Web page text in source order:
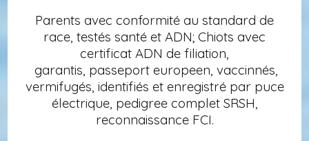
Parents avec conformité au standard de
race, testés santé et ADN; Chiots avec
certificat ADN de filiation,
garantis, passeport europeen, vaccinnés,
vermifugés, identifiés et enregistré par puce
électrique, pedigree complet SRSH,
reconnaissance FCI.